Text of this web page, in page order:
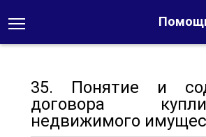
35. Понятие и
договора купли-
недвижимого